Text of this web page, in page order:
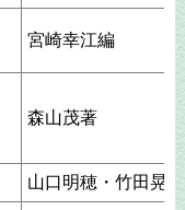
宮崎幸江編
森山茂著
山口明穂・竹田晃編